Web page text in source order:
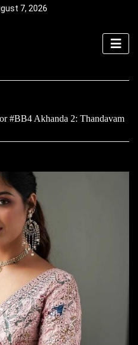
7, 2026
#BB4 Akhanda 2: Thandavam